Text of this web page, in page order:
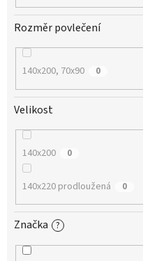
Rozměr povlečení
140x200, 70x90 0
Velikost
140x200 0
140x220 prodloužená 0
Značka ?